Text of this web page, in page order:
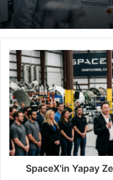
SpaceX'in Yapay